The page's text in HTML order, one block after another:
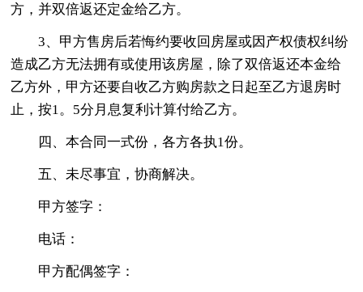
方，并双倍返还定金给乙方。
3、甲方售房后若悔约要收回房屋或因产权债权纠纷
造成乙方无法拥有或使用该房屋，除了双倍返还本金给
乙方外，甲方还要自收乙方购房款之日起至乙方退房时
止，按1。5分月息复利计算付给乙方。
四、本合同一式份，各方各执1份。
五、未尽事宜，协商解决。
甲方签字：
电话：
甲方配偶签字：